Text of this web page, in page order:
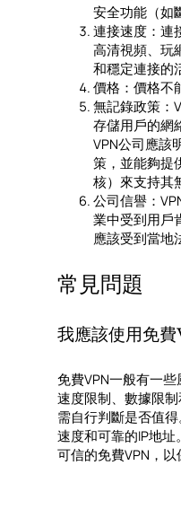
安全功能（如
連接速度：連
高清視頻、玩
和穩定連接的
價格：價格不
無記錄政策：
存儲用戶的網
VPN公司應該
策，並能夠提
核）來支持其
公司信譽：
業中受到用戶
應該受到當地
常見問題
我應該使用免費
免費VPN一般有一些
速度限制、數據限
需自行判斷是否值
速度和可靠的IP地
可信的免費VPN，以